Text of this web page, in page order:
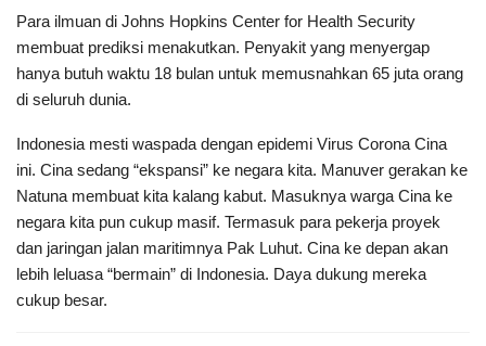
Para ilmuan di Johns Hopkins Center for Health Security
membuat prediksi menakutkan. Penyakit yang menyergap
hanya butuh waktu 18 bulan untuk memusnahkan 65 juta orang
di seluruh dunia.
Indonesia mesti waspada dengan epidemi Virus Corona Cina
ini. Cina sedang “ekspansi” ke negara kita. Manuver gerakan ke
Natuna membuat kita kalang kabut. Masuknya warga Cina ke
negara kita pun cukup masif. Termasuk para pekerja proyek
dan jaringan jalan maritimnya Pak Luhut. Cina ke depan akan
lebih leluasa “bermain” di Indonesia. Daya dukung mereka
cukup besar.